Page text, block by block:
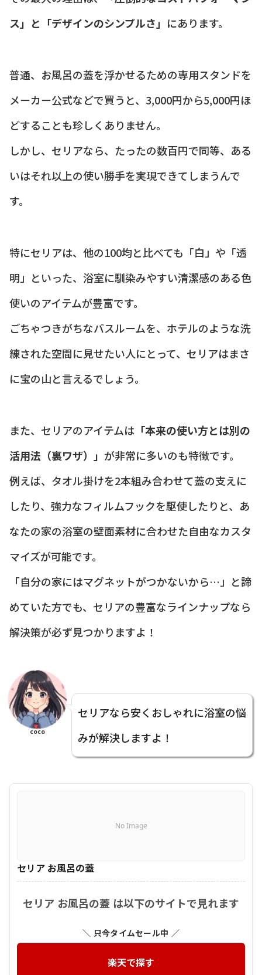
ス」と「デザインのシンプルさ」 にあります。
普通、お風呂の蓋を浮かせるための専用スタンドを
メーカー公式などで買うと、3,000円から5,000円ほ
どすることも珍しくありません。
しかし、セリアなら、たったの数百円で同等、ある
いはそれ以上の使い勝手を実現できてしまうんで
す。
特にセリアは、他の100均と比べても「白」や「透
明」といった、浴室に馴染みやすい清潔感のある色
使いのアイテムが豊富です。
ごちゃつきがちなバスルームを、ホテルのような洗
練された空間に見せたい人にとって、セリアはまさ
に宝の山と言えるでしょう。
また、セリアのアイテムは 「本来の使い方とは別の
活用法（裏ワザ）」 が非常に多いのも特徴です。
例えば、タオル掛けを2本組み合わせて蓋の支えに
したり、強力なフィルムフックを駆使したりと、あ
なたの家の浴室の壁面素材に合わせた自由なカスタ
マイズが可能です。
「自分の家にはマグネットがつかないから…」と諦
めていた方でも、セリアの豊富なラインナップなら
解決策が必ず見つかりますよ！
coco
セリアなら安くおしゃれに浴室の悩
みが解決しますよ！
No Image
セリア お風呂の蓋
セリア お風呂の蓋 は以下のサイトで見れます
＼ 只今タイムセール中 ／
楽天で探す